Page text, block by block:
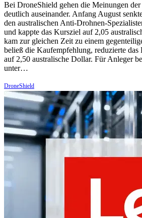
Bei DroneShield gehen die Meinungen
deutlich auseinander. Anfang August
den australischen Anti-Drohnen-
und kappte das Kursziel auf 2,05
kam zur gleichen Zeit zu einem
beließ die Kaufempfehlung, reduzierte das
auf 2,50 australische Dollar. Für Anleger
unter…
DroneShield